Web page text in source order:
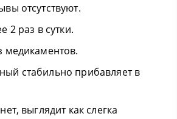
отсутствуют.
2 раз в сутки.
медикаментов.
стабильно прибавляет в
выглядит как слегка